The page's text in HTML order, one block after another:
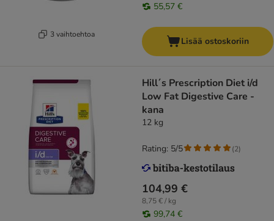
3 vaihtoehtoa
55,57 €
Lisää ostoskoriin
Hill´s Prescription Diet i/d
Low Fat Digestive Care -
kana
12 kg
104,99 €
8,75 € / kg
99,74 €
Rating: 5/5 (2)